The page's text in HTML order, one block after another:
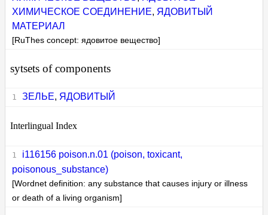
ХИМИЧЕСКОЕ СОЕДИНЕНИЕ, ЯДОВИТЫЙ
МАТЕРИАЛ
[RuThes concept: ядовитое вещество]
sytsets of components
ЗЕЛЬЕ, ЯДОВИТЫЙ
Interlingual Index
i116156 poison.n.01 (poison, toxicant,
poisonous_substance)
[Wordnet definition: any substance that causes injury or illness
or death of a living organism]